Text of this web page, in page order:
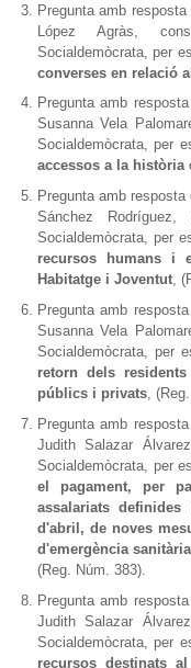
Pregunta amb
López Agràs,
Socialdemòcrata, per
converses en relació
Pregunta amb
Susanna Vela
Socialdemòcrata, per
accessos a la
Pregunta amb
Sánchez
Socialdemòcrata, per
recursos humans i
Habitatge i Joventut,
Pregunta amb
Susanna Vela
Socialdemòcrata, per
retorn dels
públics i privats,
Pregunta amb
Judith Salazar
Socialdemòcrata, per
el pagament, per
assalariats
d'abril, de noves
d'emergència
(Reg. Núm. 383).
Pregunta amb
Judith Salazar
Socialdemòcrata, per
recursos destinats